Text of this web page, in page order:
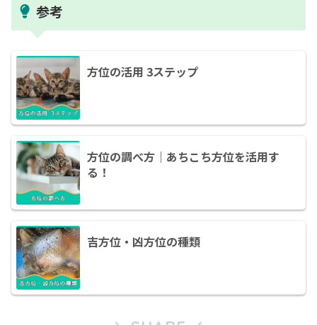
参考
方位の活用 3ステップ
方位の調べ方｜あちこち方位を活用す
る！
吉方位・凶方位の種類